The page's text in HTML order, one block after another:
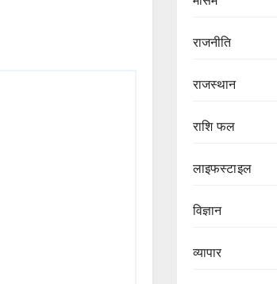
राजनीति
राजस्थान
राशि फल
लाइफस्टाइल
विज्ञान
व्यापार